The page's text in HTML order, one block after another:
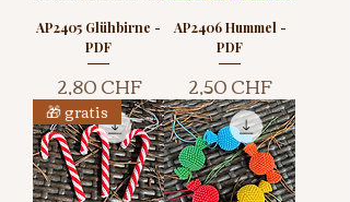
AP2405 Glühbirne -
PDF
Preis
2,80 CHF
AP2406 Hummel -
PDF
Preis
2,50 CHF
🎁 gratis